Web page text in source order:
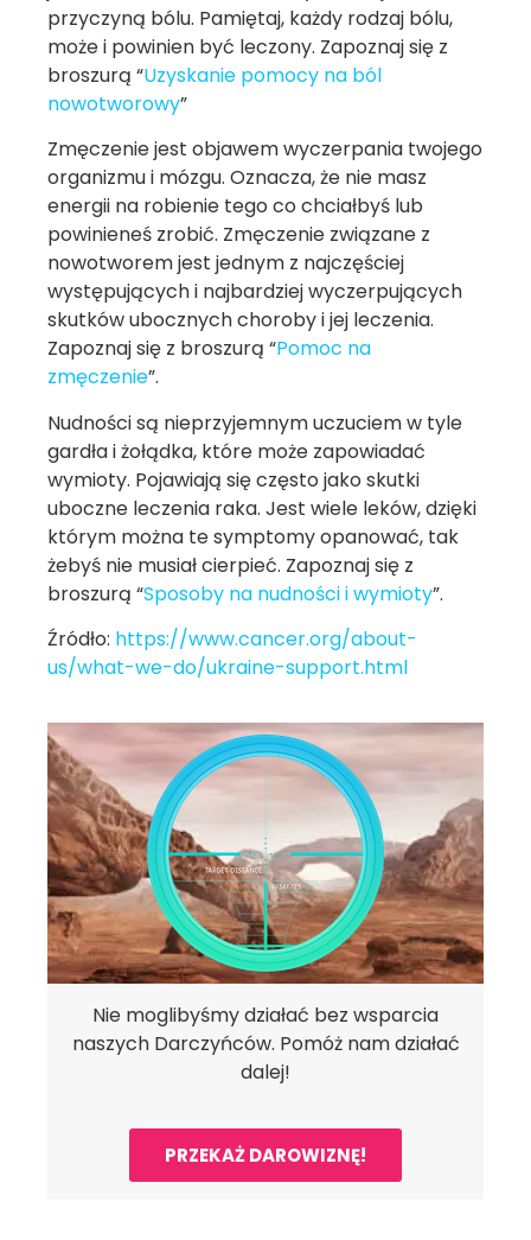
przyczyną bólu. Pamiętaj, każdy rodzaj bólu,
może i powinien być leczony. Zapoznaj się z
broszurą “Uzyskanie pomocy na ból
nowotworowy”
Zmęczenie jest objawem wyczerpania twojego
organizmu i mózgu. Oznacza, że nie masz
energii na robienie tego co chciałbyś lub
powinieneś zrobić. Zmęczenie związane z
nowotworem jest jednym z najczęściej
występujących i najbardziej wyczerpujących
skutków ubocznych choroby i jej leczenia.
Zapoznaj się z broszurą “Pomoc na
zmęczenie”.
Nudności są nieprzyjemnym uczuciem w tyle
gardła i żołądka, które może zapowiadać
wymioty. Pojawiają się często jako skutki
uboczne leczenia raka. Jest wiele leków, dzięki
którym można te symptomy opanować, tak
żebyś nie musiał cierpieć. Zapoznaj się z
broszurą “Sposoby na nudności i wymioty”.
Źródło: https://www.cancer.org/about-
us/what-we-do/ukraine-support.html
Nie moglibyśmy działać bez wsparcia
naszych Darczyńców. Pomóż nam działać
dalej!
PRZEKAŻ DAROWIZNĘ!